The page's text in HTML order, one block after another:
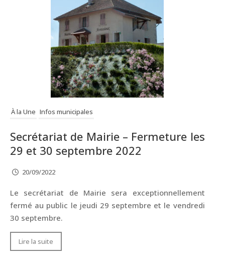
À la Une Infos municipales
Secrétariat de Mairie – Fermeture les
29 et 30 septembre 2022
20/09/2022
Le secrétariat de Mairie sera exceptionnellement
fermé au public le jeudi 29 septembre et le vendredi
30 septembre.
Lire la suite